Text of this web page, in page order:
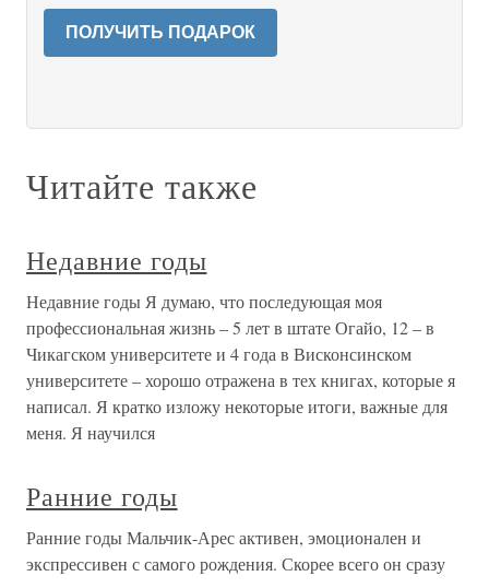
ПОЛУЧИТЬ ПОДАРОК
Читайте также
Недавние годы
Недавние годы Я думаю, что последующая моя
профессиональная жизнь – 5 лет в штате Огайо, 12 – в
Чикагском университете и 4 года в Висконсинском
университете – хорошо отражена в тех книгах, которые я
написал. Я кратко изложу некоторые итоги, важные для
меня. Я научился
Ранние годы
Ранние годы Мальчик-Арес активен, эмоционален и
экспрессивен с самого рождения. Скорее всего он сразу